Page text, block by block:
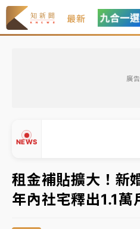
最新
廣告
NEWS
中信慈善基金會想增加董事
駁 理由曝光
故宮《龍藏經》特展第2檔
周六起展出延長至晚上7時
租金補貼擴大！
年內社宅釋出1.1萬